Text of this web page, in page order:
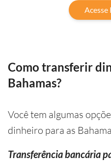
Como transferir
Bahamas?
Você tem algumas
dinheiro para as
Transferência bancária